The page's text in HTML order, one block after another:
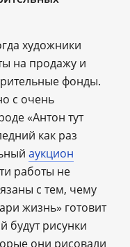
художники
на продажу и
фонды.
с очень
«Антон тут
как раз
аукцион
работы не
с тем, чему
жизнь» готовит
будут рисунки
они рисовали